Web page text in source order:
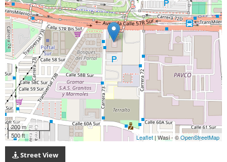
200 m
500 ft
Leaflet | Wasi - ©OpenStreetMap
Street View